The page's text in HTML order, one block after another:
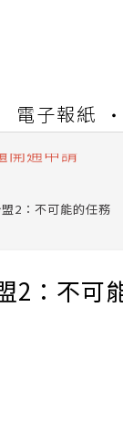
電子報紙
同步暫停部
合併結果查詢
同步暫停部
2：不可能的任務
2：不可